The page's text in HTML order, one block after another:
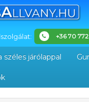
+36 70
széles járólappal